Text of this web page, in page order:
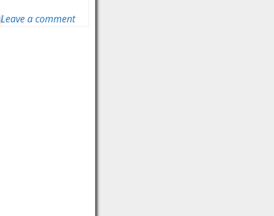
Leave a comment